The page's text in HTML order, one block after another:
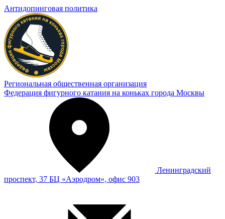
Антидопинговая политика
Региональная общественная организация
Федерация фигурного катания на коньках города Москвы
Ленинградский
проспект, 37 БЦ «Аэродром», офис 903